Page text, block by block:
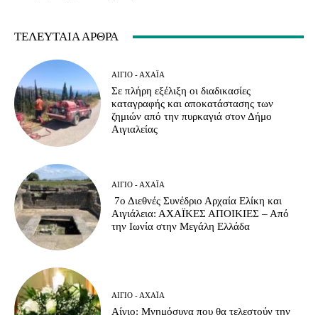
ΤΕΛΕΥΤΑΊΑ ΆΡΘΡΑ
ΑΊΓΙΟ - ΑΧΑΪ́Α
Σε πλήρη εξέλιξη οι διαδικασίες
καταγραφής και αποκατάστασης των
ζημιών από την πυρκαγιά στον Δήμο
Αιγιαλείας
ΑΊΓΙΟ - ΑΧΑΪ́Α
7ο Διεθνές Συνέδριο Αρχαία Ελίκη και
Αιγιάλεια: ΑΧΑΪΚΕΣ ΑΠΟΙΚΙΕΣ – Από
την Ιωνία στην Μεγάλη Ελλάδα
ΑΊΓΙΟ - ΑΧΑΪ́Α
Αίγιο: Μνημόσυνα που θα τελεστούν την